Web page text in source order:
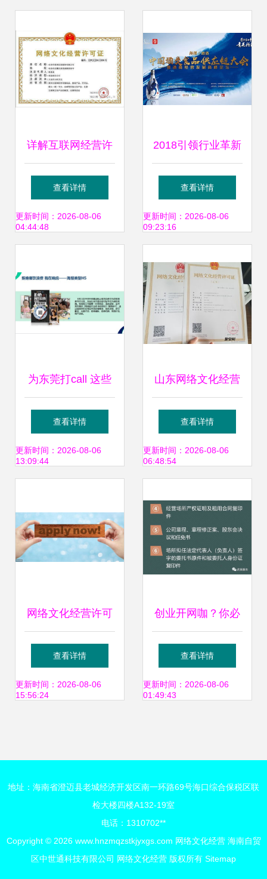
详解互联网经营许
可证与网络文化经
营许可证办理流程
查看详情
更新时间：2026-08-06
04:44:48
2018引领行业革新
中国酒类食品供应
链与酒商经营发展
查看详情
更新时间：2026-08-06
09:23:16
为东莞打call 这些
作品入围广东省网
络文化精品
查看详情
更新时间：2026-08-06
13:09:44
山东网络文化经营
许可证办理指南 流
程、条件与注意事
查看详情
更新时间：2026-08-06
06:48:54
网络文化经营许可
证申请办理流程全
解析
查看详情
更新时间：2026-08-06
15:56:24
创业开网咖？你必
须要做好的第一步
申请《网络文化经
查看详情
更新时间：2026-08-06
01:49:43
地址：海南省澄迈县老城经济开发区南一环路69号海口综合保税区联
检大楼四楼A132-19室
电话：1310702**
Copyright © 2026 www.hnzmqzstkjyxgs.com 网络文化经营 海南自贸
区中世通科技有限公司 网络文化经营 版权所有 Sitemap